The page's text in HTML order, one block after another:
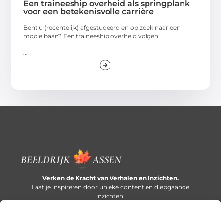
Een traineeship overheid als springplank
voor een betekenisvolle carrière
Bent u (recentelijk) afgestudeerd en op zoek naar een
mooie baan? Een traineeship overheid volgen
Verken de Kracht van Verhalen en Inzichten.
Laat je inspireren door unieke content en diepgaande
inzichten.